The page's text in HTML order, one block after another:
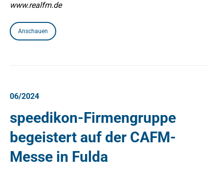
www.realfm.de
Anschauen
06/2024
speedikon-Firmengruppe
begeistert auf der CAFM-
Messe in Fulda